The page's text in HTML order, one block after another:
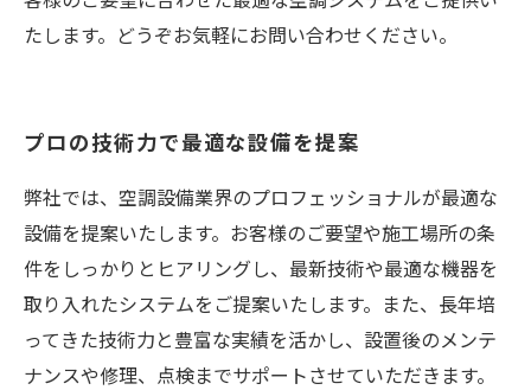
たします。どうぞお気軽にお問い合わせください。
プロの技術力で最適な設備を提案
弊社では、空調設備業界のプロフェッショナルが最適な
設備を提案いたします。お客様のご要望や施工場所の条
件をしっかりとヒアリングし、最新技術や最適な機器を
取り入れたシステムをご提案いたします。また、長年培
ってきた技術力と豊富な実績を活かし、設置後のメンテ
ナンスや修理、点検までサポートさせていただきます。